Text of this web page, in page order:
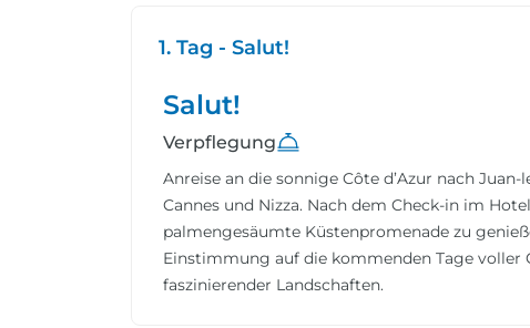
1. Tag - Salut!
Salut!
Verpflegung
Anreise an die sonnige Côte d’Azur nach
Cannes und Nizza. Nach dem Check-in im
palmengesäumte Küstenpromenade zu
Einstimmung auf die kommenden Tage voller
faszinierender Landschaften.